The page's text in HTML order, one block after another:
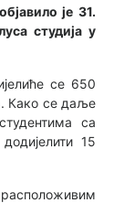
је 31.
студија у
се 650
Како се даље
са
15